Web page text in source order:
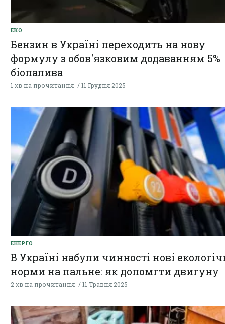
ЕКО
Бензин в Україні переходить на нову
формулу з обов'язковим додаванням 5%
біопалива
1 хв на прочитання 11 Грудня 2025
ЕНЕРГО
В Україні набули чинності нові
норми на пальне: як допомгти двигуну
2 хв на прочитання 11 Травня 2025